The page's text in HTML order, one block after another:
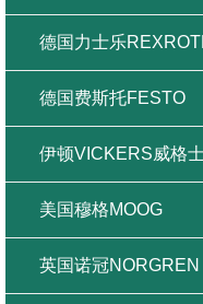
德国力士乐
德国费斯托FESTO
伊顿VICKERS威格
美国穆格MOOG
英国诺冠NORGREN